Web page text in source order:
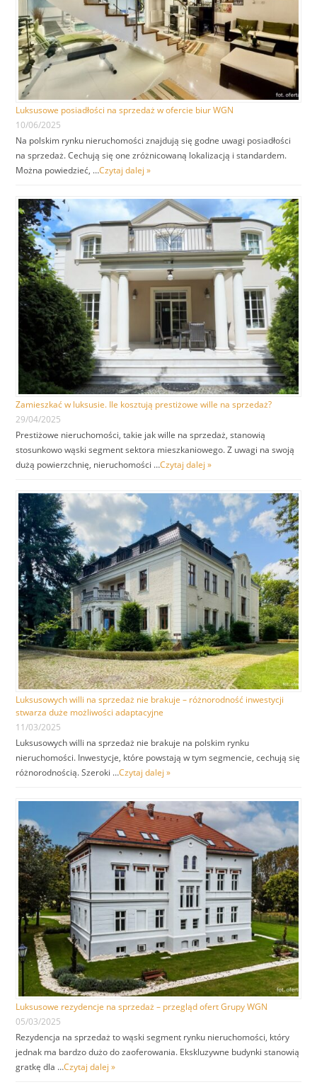
Luksusowe posiadłości na sprzedaż w ofercie biur WGN
10/06/2025
Na polskim rynku nieruchomości znajdują się godne uwagi posiadłości
na sprzedaż. Cechują się one zróżnicowaną lokalizacją i standardem.
Można powiedzieć, …Czytaj dalej »
Zamieszkać w luksusie. Ile kosztują prestiżowe wille na sprzedaż?
29/04/2025
Prestiżowe nieruchomości, takie jak wille na sprzedaż, stanowią
stosunkowo wąski segment sektora mieszkaniowego. Z uwagi na swoją
dużą powierzchnię, nieruchomości …Czytaj dalej »
Luksusowych willi na sprzedaż nie brakuje – różnorodność inwestycji
stwarza duże możliwości adaptacyjne
11/03/2025
Luksusowych willi na sprzedaż nie brakuje na polskim rynku
nieruchomości. Inwestycje, które powstają w tym segmencie, cechują się
różnorodnością. Szeroki …Czytaj dalej »
Luksusowe rezydencje na sprzedaż – przegląd ofert Grupy WGN
05/03/2025
Rezydencja na sprzedaż to wąski segment rynku nieruchomości, który
jednak ma bardzo dużo do zaoferowania. Ekskluzywne budynki stanowią
gratkę dla …Czytaj dalej »